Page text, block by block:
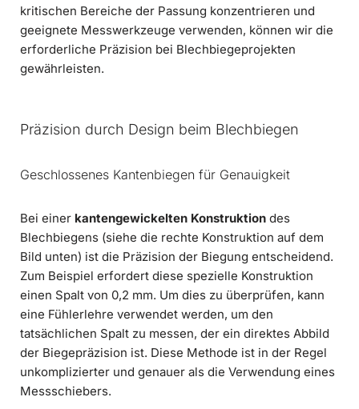
kritischen Bereiche der Passung konzentrieren und
geeignete Messwerkzeuge verwenden, können wir die
erforderliche Präzision bei Blechbiegeprojekten
gewährleisten.
Präzision durch Design beim Blechbiegen
Geschlossenes Kantenbiegen für Genauigkeit
Bei einer kantengewickelten Konstruktion des
Blechbiegens (siehe die rechte Konstruktion auf dem
Bild unten) ist die Präzision der Biegung entscheidend.
Zum Beispiel erfordert diese spezielle Konstruktion
einen Spalt von 0,2 mm. Um dies zu überprüfen, kann
eine Fühlerlehre verwendet werden, um den
tatsächlichen Spalt zu messen, der ein direktes Abbild
der Biegepräzision ist. Diese Methode ist in der Regel
unkomplizierter und genauer als die Verwendung eines
Messschiebers.